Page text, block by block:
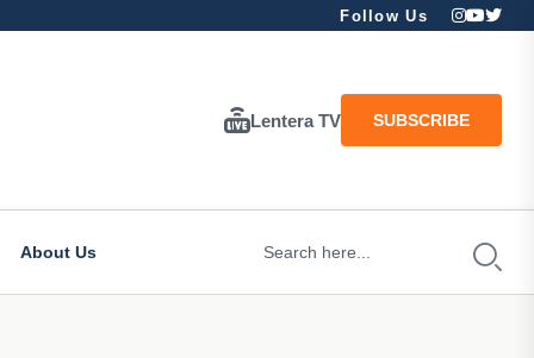
Follow Us
Lentera TV SUBSCRIBE
About Us